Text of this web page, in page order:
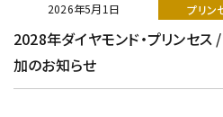
2026年5月1日 プリン
2028年ダイヤモンド・プリンセス
加のお知らせ